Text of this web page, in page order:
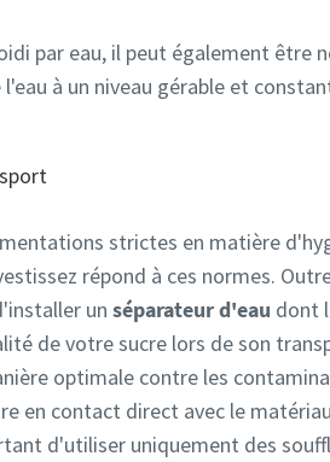
par eau, il peut également être
à un niveau gérable et
strictes en matière
répond à ces normes.
un séparateur d'eau dont
de votre sucre lors de son
optimale contre les
en contact direct avec le
d'utiliser uniquement des